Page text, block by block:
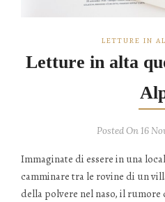
LETTURE IN
Letture in alta
Posted On 16
Immaginate di essere in una
camminare tra le rovine di un
della polvere nel naso, il